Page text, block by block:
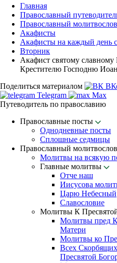
Главная
Православный
Православный молитвослов
Акафисты
Акафисты на каждый день
Вторник
Акафист святому славному
Крестителю Господню
Поделиться материалом
Telegram
Max
Путеводитель по православию
Православные посты
Однодневные посты
Сплошные седмицы
Православный молитвослов
Молитвы на всякую
Главные молитвы
Отче наш
Иисусова
Царю Небесный
Славословие
Молитвы К
Молитвы пред
Матери
Молитвы ко
Всех
Пресвятой